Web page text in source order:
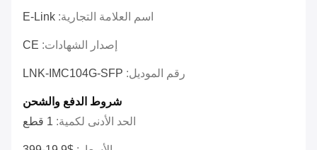
اسم العلامة التجارية: E-Link
إصدار الشهادات: CE
رقم الموديل: LNK-IMC104G-SFP
شروط الدفع والشحن
الحد الأدنى لكمية: 1 قطع